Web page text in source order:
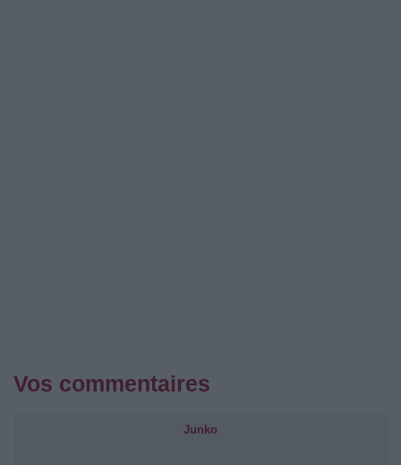
Vos commentaires
Junko